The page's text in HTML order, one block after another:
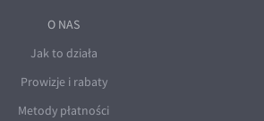
O NAS
Jak to działa
Prowizje i rabaty
Metody płatności